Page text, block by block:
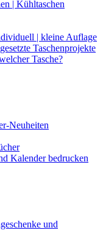
| Kühltaschen
| kleine Auflage
Taschenprojekte
Tasche?
Neuheiten
Kalender bedrucken
und